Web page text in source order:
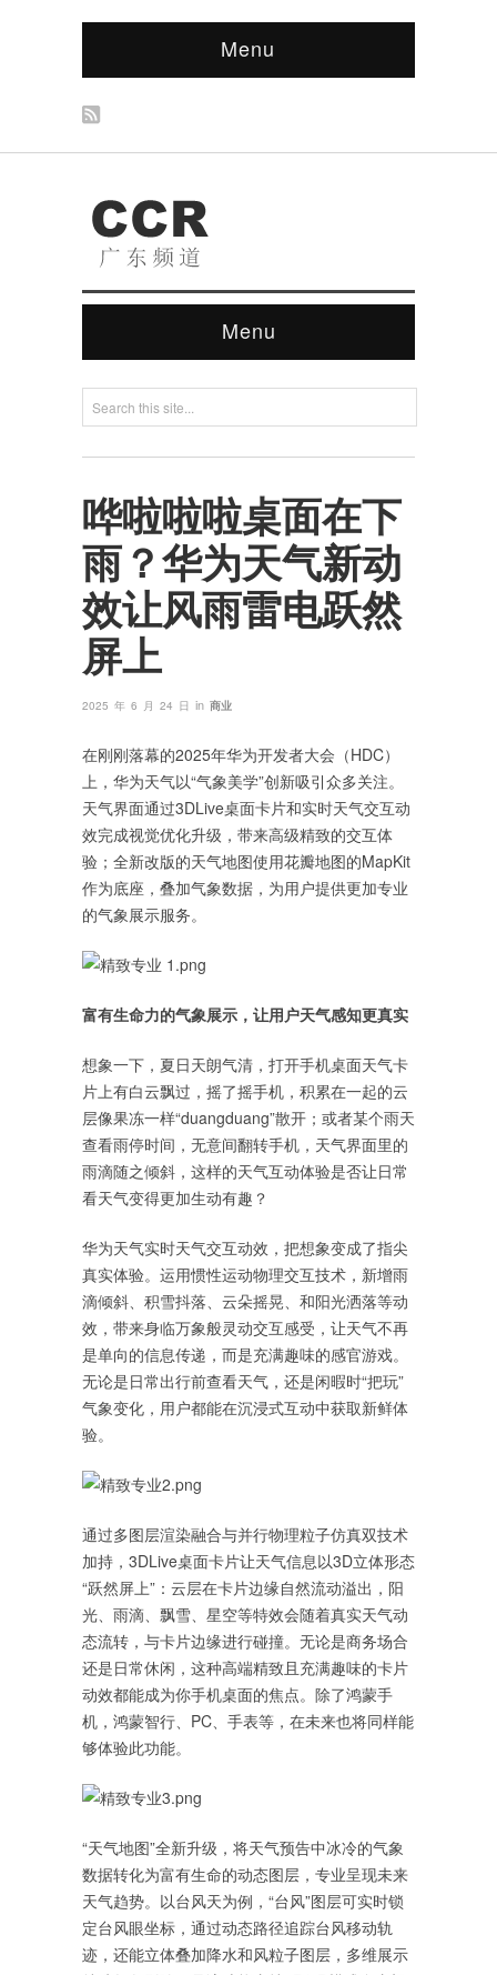
Menu
Menu
哗啦啦啦桌面在下
雨？华为天气新动
效让风雨雷电跃然
屏上
2025 年 6 月 24 日 in 商业
在刚刚落幕的2025年华为开发者大会（HDC）
上，华为天气以“气象美学”创新吸引众多关注。
天气界面通过3DLive桌面卡片和实时天气交互动
效完成视觉优化升级，带来高级精致的交互体
验；全新改版的天气地图使用花瓣地图的MapKit
作为底座，叠加气象数据，为用户提供更加专业
的气象展示服务。
富有生命力的气象展示，让用户天气感知更真实
想象一下，夏日天朗气清，打开手机桌面天气卡
片上有白云飘过，摇了摇手机，积累在一起的云
层像果冻一样“duangduang”散开；或者某个雨天
查看雨停时间，无意间翻转手机，天气界面里的
雨滴随之倾斜，这样的天气互动体验是否让日常
看天气变得更加生动有趣？
华为天气实时天气交互动效，把想象变成了指尖
真实体验。运用惯性运动物理交互技术，新增雨
滴倾斜、积雪抖落、云朵摇晃、和阳光洒落等动
效，带来身临万象般灵动交互感受，让天气不再
是单向的信息传递，而是充满趣味的感官游戏。
无论是日常出行前查看天气，还是闲暇时“把玩”
气象变化，用户都能在沉浸式互动中获取新鲜体
验。
通过多图层渲染融合与并行物理粒子仿真双技术
加持，3DLive桌面卡片让天气信息以3D立体形态
“跃然屏上”：云层在卡片边缘自然流动溢出，阳
光、雨滴、飘雪、星空等特效会随着真实天气动
态流转，与卡片边缘进行碰撞。无论是商务场合
还是日常休闲，这种高端精致且充满趣味的卡片
动效都能成为你手机桌面的焦点。除了鸿蒙手
机，鸿蒙智行、PC、手表等，在未来也将同样能
够体验此功能。
“天气地图”全新升级，将天气预告中冰冷的气象
数据转化为富有生命的动态图层，专业呈现未来
天气趋势。以台风天为例，“台风”图层可实时锁
定台风眼坐标，通过动态路径追踪台风移动轨
迹，还能立体叠加降水和风粒子图层，多维展示